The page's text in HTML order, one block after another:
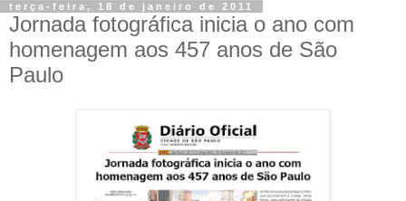
terça-feira, 18 de janeiro de 2011
Jornada fotográfica inicia o ano com
homenagem aos 457 anos de São
Paulo